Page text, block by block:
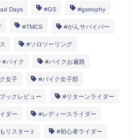
Days #GS #gstrophy
#TMCS #がんサバイバー
#ソロツーリング
#バイク #バイクお遍路
女子 #バイク女子部
ックレビュー #リターンライダー
ダー #レディースライダー
リスタート #初心者ライダー